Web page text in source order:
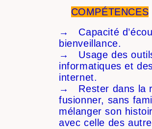
COMPÉTENCES
→ Capacité
bienveillance.
→ Usage des
informatiques et
internet.
→ Rester dans la
fusionner, sans
mélanger son
avec celle des